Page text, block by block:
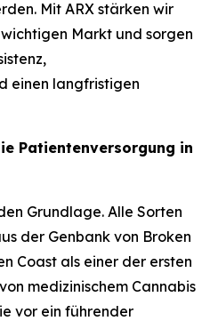
Mit ARX stärken wir
Markt und sorgen
einen langfristigen
Patientenversorgung in
Grundlage. Alle Sorten
der Genbank von Broken
Coast als einer der ersten
medizinischem Cannabis
vor ein führender